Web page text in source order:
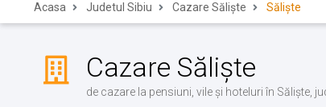
Acasa Judetul Sibiu Cazare Săliște Săliște
Cazare Săliște
de cazare la pensiuni, vile și hoteluri în Săliște,